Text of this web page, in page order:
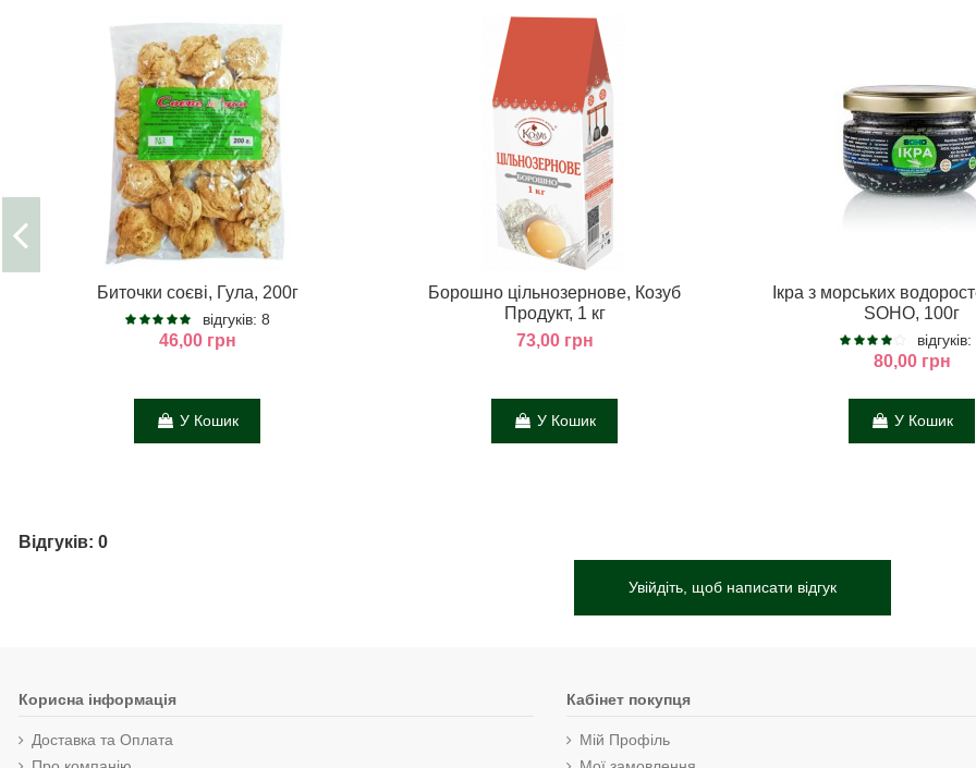
Биточки соєві, Гула, 200г
відгуків: 8
46,00 грн
У Кошик
Борошно цільнозернове, Козуб
Продукт, 1 кг
73,00 грн
У Кошик
Ікра з морських
SOHO, 100г
80,00 грн
У Кошик
Відгуків: 0
Увійдіть, щоб написати відгук
Корисна інформація
Доставка та Оплата
Кабінет покупця
Мій Профіль